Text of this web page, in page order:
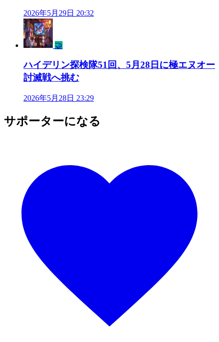
2026年5月29日 20:32
🤝
ハイデリン探検隊51回、5月28日に極エヌオー
討滅戦へ挑む
2026年5月28日 23:29
サポーターになる